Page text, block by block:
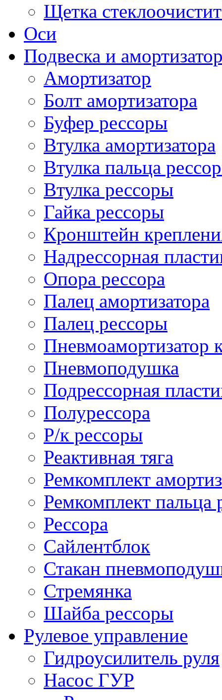
Щетка
Оси
Подвеска и
Амортизатор
Болт амортизатора
Буфер рессоры
Втулка амортизатора
Втулка пальца
Втулка рессоры
Гайка рессоры
Кронштейн
Надрессорная
Опора рессора
Палец амортизатора
Палец рессоры
Пневмоамортизатор
Пневмоподушка
Подрессорная
Полурессора
Р/к рессоры
Реактивная тяга
Ремкомплект
Ремкомплект пальца
Рессора
Сайлентблок
Стакан
Стремянка
Шайба рессоры
Рулевое управление
Гидроусилитель руля
Насос ГУР